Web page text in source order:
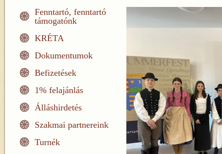
Fenntartó, fenntartó
támogatónk
KRÉTA
Dokumentumok
Befizetések
1% felajánlás
Álláshirdetés
Szakmai partnereink
Turnék